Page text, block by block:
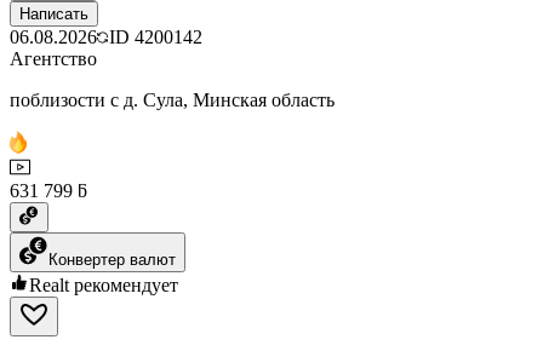
Написать
06.08.2026 ID 4200142
Агентство
поблизости с д. Сула, Минская область
631 799 ƃ
Конвертер валют
Realt рекомендует